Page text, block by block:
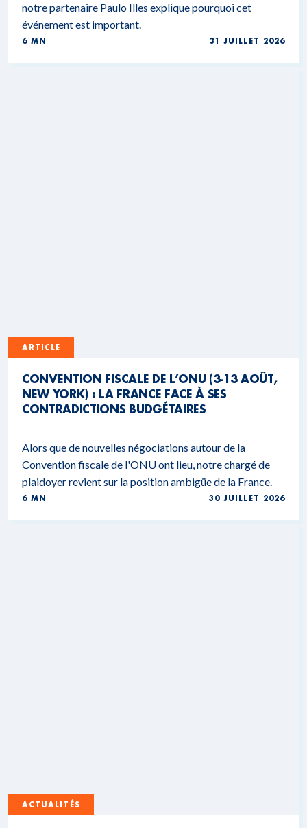
notre partenaire Paulo Illes explique pourquoi cet
événement est important.
6 MN 31 JUILLET 2026
ARTICLE
CONVENTION FISCALE DE L’ONU (3-13 AOÛT,
NEW YORK) : LA FRANCE FACE À SES
CONTRADICTIONS BUDGÉTAIRES
Alors que de nouvelles négociations autour de la
Convention fiscale de l'ONU ont lieu, notre chargé de
plaidoyer revient sur la position ambigüe de la France.
6 MN 30 JUILLET 2026
ACTUALITÉS